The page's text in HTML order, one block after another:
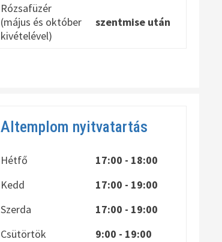
Rózsafüzér
(május és október
kivételével)
szentmise után
Altemplom nyitvatartás
Hétfő
17:00 - 18:00
Kedd
17:00 - 19:00
Szerda
17:00 - 19:00
Csütörtök
9:00 - 19:00